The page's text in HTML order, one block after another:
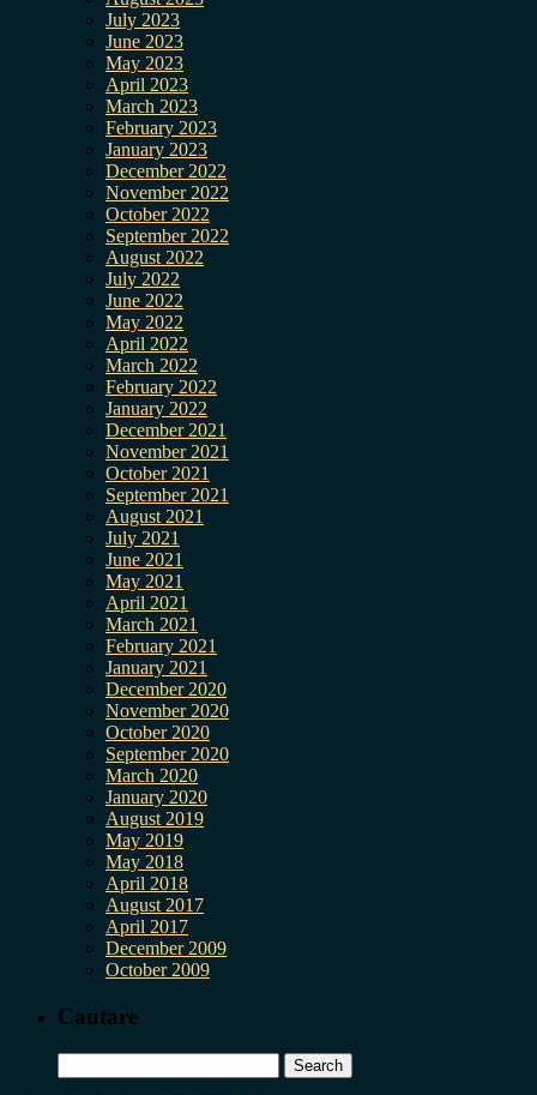
July 2023
June 2023
May 2023
April 2023
March 2023
February 2023
January 2023
December 2022
November 2022
October 2022
September 2022
August 2022
July 2022
June 2022
May 2022
April 2022
March 2022
February 2022
January 2022
December 2021
November 2021
October 2021
September 2021
August 2021
July 2021
June 2021
May 2021
April 2021
March 2021
February 2021
January 2021
December 2020
November 2020
October 2020
September 2020
March 2020
January 2020
August 2019
May 2019
May 2018
April 2018
August 2017
April 2017
December 2009
October 2009
Cautare
for: